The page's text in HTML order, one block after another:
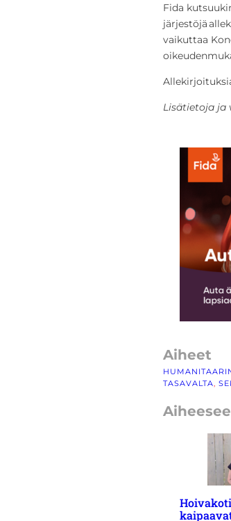
Fida
järjestöjä
vaikuttaa
Lisätietoja ja
Aiheet
TASAVALTA,